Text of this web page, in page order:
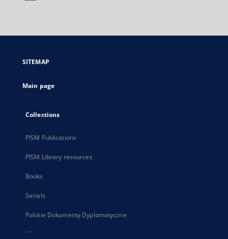
open
new
SITEMAP
Main page
Collections
PISM Publications
PISM Library resources
Books
Serials
Polskie Dokumenty Dyplomatyczne
...